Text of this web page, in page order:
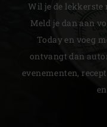
Wil je de lekkerste
Meld je dan aan
Today en voeg
ontvangt dan
evenementen,